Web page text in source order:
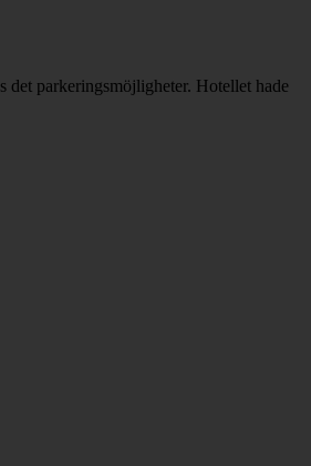
det parkeringsmöjligheter. Hotellet hade